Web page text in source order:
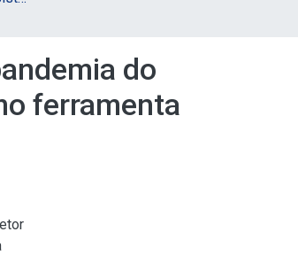
do
ferramenta